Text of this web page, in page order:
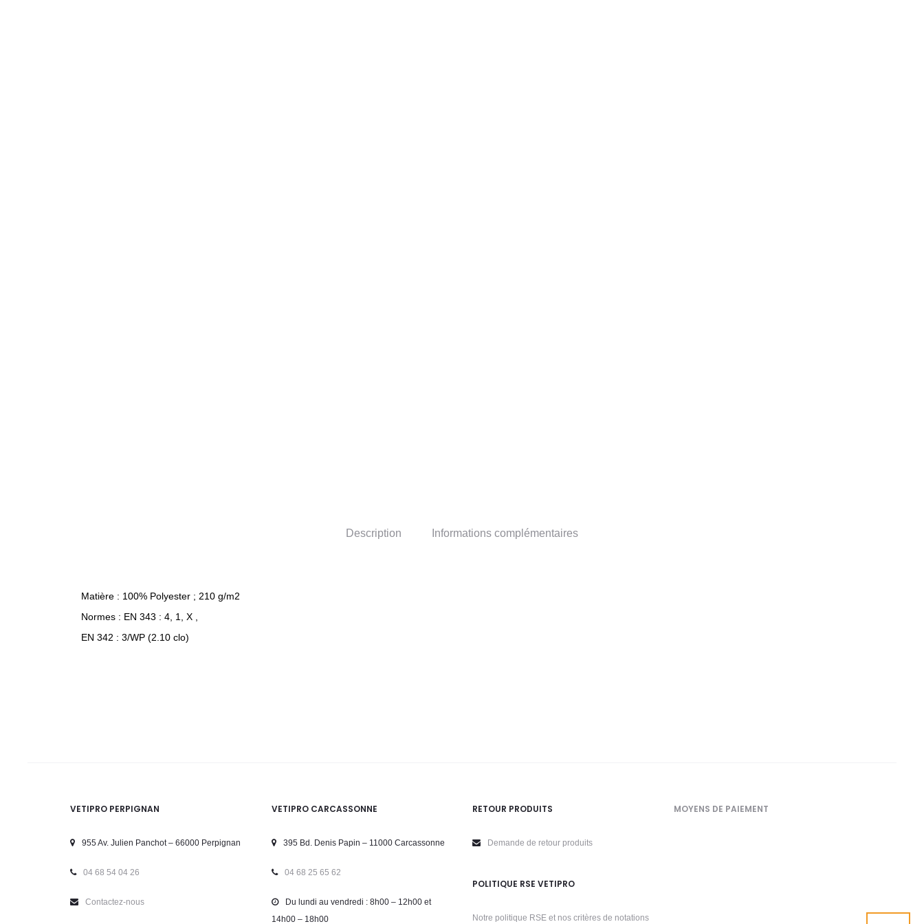
Description Informations complémentaires
Matière : 100% Polyester ; 210 g/m2
Normes : EN 343 : 4, 1, X ,
EN 342 : 3/WP (2.10 clo)
VETIPRO PERPIGNAN
955 Av. Julien Panchot – 66000 Perpignan
04 68 54 04 26
Contactez-nous
VETIPRO CARCASSONNE
395 Bd. Denis Papin – 11000 Carcassonne
04 68 25 65 62
Du lundi au vendredi : 8h00 – 12h00 et
14h00 – 18h00
RETOUR PRODUITS
Demande de retour produits
POLITIQUE RSE VETIPRO
Notre politique RSE et nos critères de notations
MOYENS DE PAIEMENT